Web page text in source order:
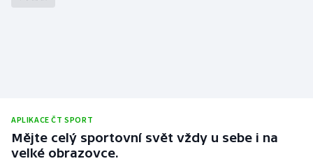
APLIKACE ČT SPORT
Mějte celý sportovní svět vždy u sebe i na
velké obrazovce.